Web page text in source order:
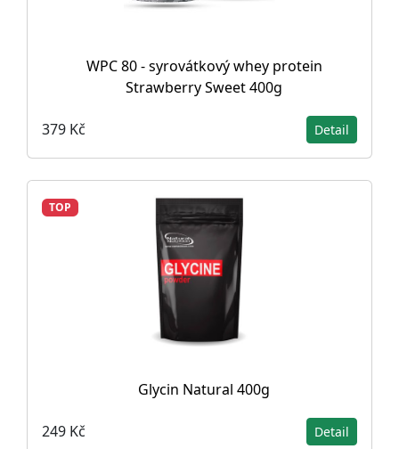
WPC 80 - syrovátkový whey protein
Strawberry Sweet 400g
379 Kč Detail
TOP
Glycin Natural 400g
249 Kč Detail